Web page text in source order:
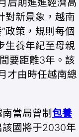
后期進進經濟高
對新景象，越南
政策，規則每個
生養年紀至母親
要距離3年。該
才由時任越南總
當局曾制 包養
國將于2030年